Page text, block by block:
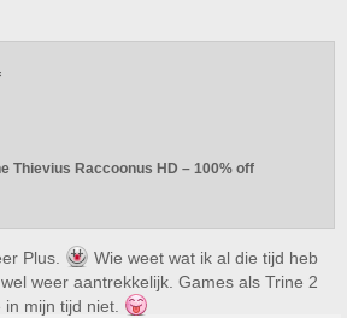
Thievius Raccoonus HD – 100% off
Plus.
Wie weet wat ik al die tijd heb
weer aantrekkelijk. Games als Trine 2
mijn tijd niet.